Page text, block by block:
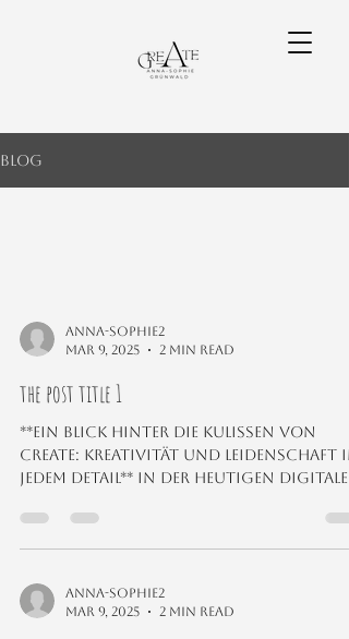
Blog
anna-sophie2
Mar 9, 2025
2 min read
the post title 1
**Ein Blick hinter die Kulissen von
CREATE: Kreativität und Leidenschaft
jedem Detail** In der heutigen digitalen
anna-sophie2
Mar 9, 2025
2 min read